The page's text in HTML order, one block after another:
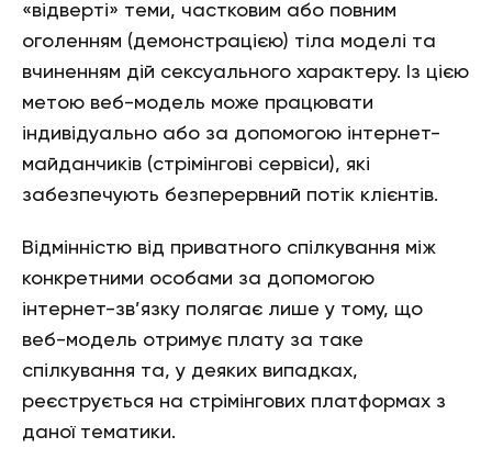
«відверті» теми, частковим або повним
оголенням (демонстрацією) тіла моделі та
вчиненням дій сексуального характеру. Із цією
метою веб-модель може працювати
індивідуально або за допомогою інтернет-
майданчиків (стрімінгові сервіси), які
забезпечують безперервний потік клієнтів.
Відмінністю від приватного спілкування між
конкретними особами за допомогою
інтернет-зв’язку полягає лише у тому, що
веб-модель отримує плату за таке
спілкування та, у деяких випадках,
реєструється на стрімінгових платформах з
даної тематики.